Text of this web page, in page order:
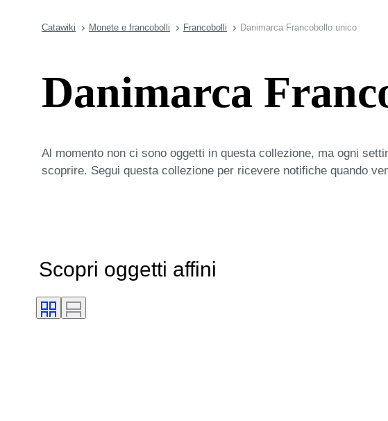
Catawiki Monete e francobolli Francobolli Danimarca Francobollo unico
Danimarca
Al momento non ci sono oggetti in questa collezione, ma ogni
scoprire. Segui questa collezione per ricevere notifiche quando
Scopri oggetti affini